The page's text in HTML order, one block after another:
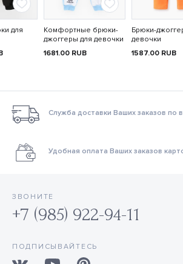
для
Комфортные брюки-
джоггеры для девочки
1681.00 RUB
Брюки-
девочки
1587.00 RUB
Служба доставки Ваших заказов по
Удобная оплата Ваших заказов
ЗВОНИТЕ
+7 (985) 922-94-11
ПОДПИСЫВАЙТЕСЬ